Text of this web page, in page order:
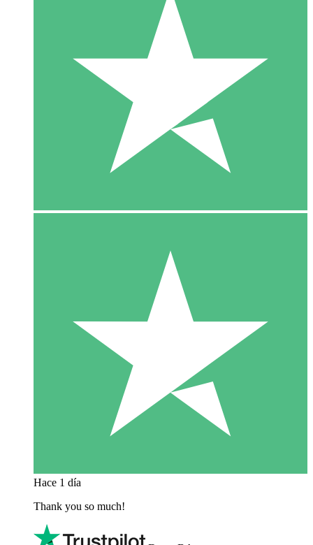
Hace 1 día
Thank you so much!